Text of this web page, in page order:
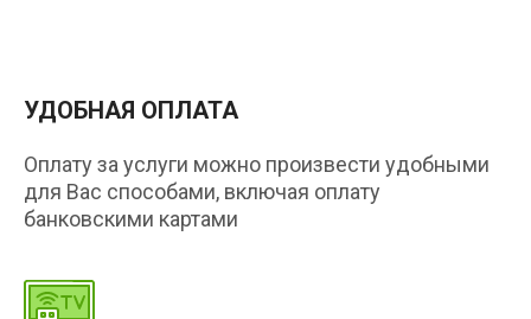
УДОБНАЯ ОПЛАТА
Оплату за услуги можно произвести удобными
для Вас способами, включая оплату
банковскими картами